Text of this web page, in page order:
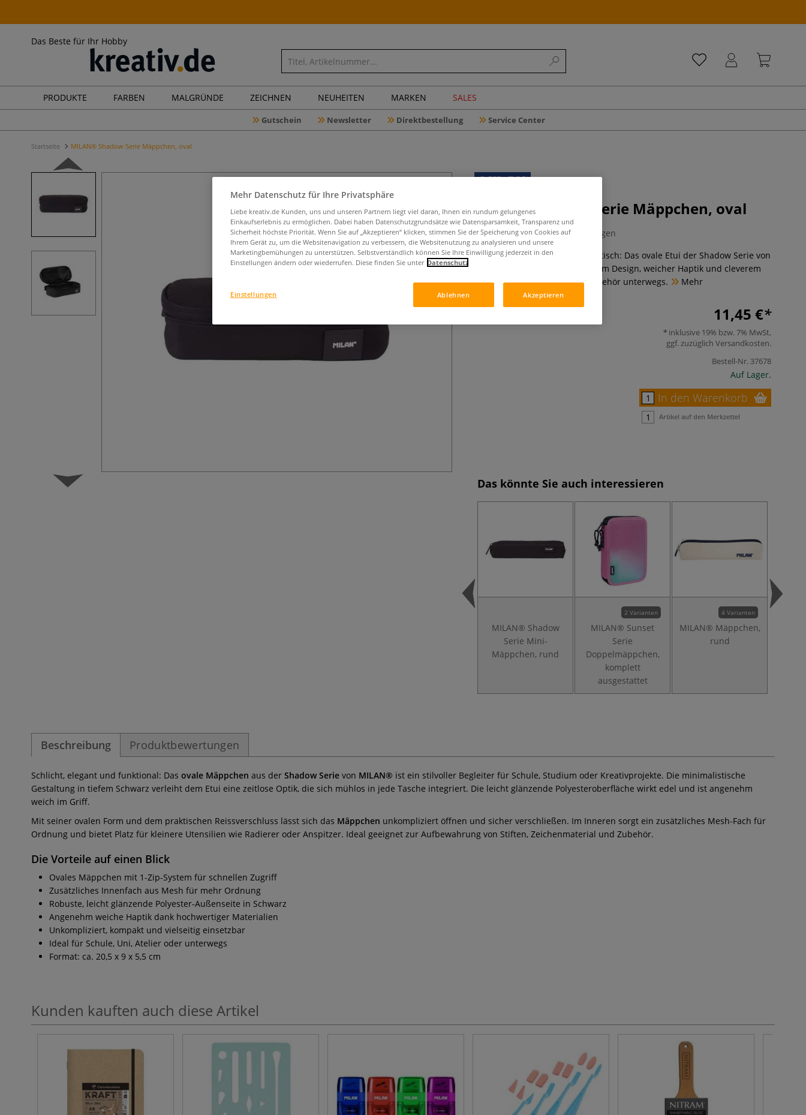
Das Beste für Ihr Hobby
PRODUKTE FARBEN MALGRÜNDE ZEICHNEN NEUHEITEN MARKEN SALES
Gutschein Newsletter Direktbestellung Service Center
Startseite MILAN® Shadow Serie Mäppchen, oval
MILAN® Shadow Serie Mäppchen, oval
0 Bewertungen
Minimalistisch, elegant und praktisch: Das ovale Etui der Shadow Serie von
MILAN® überzeugt mit schwarzem Design, weicher Haptik und cleverem
Innenfach – ideal für Stifte & Zubehör unterwegs.
Mehr
11,45 €
inklusive 19% bzw. 7% MwSt,
ggf. zuzüglich Versandkosten.
Bestell-Nr. 37678
Auf Lager.
In den Warenkorb
Artikel auf den Merkzettel
Das könnte Sie auch interessieren
MILAN® Shadow
Serie Mini-
Mäppchen, rund
2 Varianten
MILAN® Sunset
Serie
Doppelmäppchen,
komplett
ausgestattet
4 Varianten
MILAN® Mäppchen,
rund
Beschreibung Produktbewertungen
Schlicht, elegant und funktional: Das ovale Mäppchen aus der Shadow Serie von MILAN® ist ein stilvoller Begleiter für Schule, Studium oder Kreativprojekte. Die minimalistische
Gestaltung in tiefem Schwarz verleiht dem Etui eine zeitlose Optik, die sich mühlos in jede Tasche integriert. Die leicht glänzende Polyesteroberfläche wirkt edel und ist angenehm
weich im Griff.
Mit seiner ovalen Form und dem praktischen Reissverschluss lässt sich das Mäppchen unkompliziert öffnen und sicher verschließen. Im Inneren sorgt ein zusätzliches Mesh-Fach für
Ordnung und bietet Platz für kleinere Utensilien wie Radierer oder Anspitzer. Ideal geeignet zur Aufbewahrung von Stiften, Zeichenmaterial und Zubehör.
Die Vorteile auf einen Blick
Ovales Mäppchen mit 1-Zip-System für schnellen Zugriff
Zusätzliches Innenfach aus Mesh für mehr Ordnung
Robuste, leicht glänzende Polyester-Außenseite in Schwarz
Angenehm weiche Haptik dank hochwertiger Materialien
Unkompliziert, kompakt und vielseitig einsetzbar
Ideal für Schule, Uni, Atelier oder unterwegs
Format: ca. 20,5 x 9 x 5,5 cm
Kunden kauften auch diese Artikel
Mehr Datenschutz für Ihre Privatsphäre
Liebe kreativ.de Kunden, uns und unseren Partnern liegt viel daran, Ihnen ein rundum gelungenes
Einkaufserlebnis zu ermöglichen. Dabei haben Datenschutzgrundsätze wie Datensparsamkeit, Transparenz und
Sicherheit höchste Priorität. Wenn Sie auf „Akzeptieren“ klicken, stimmen Sie der Speicherung von Cookies auf
Ihrem Gerät zu, um die Websitenavigation zu verbessern, die Websitenutzung zu analysieren und unsere
Marketingbemühungen zu unterstützen. Selbstverständlich können Sie Ihre Einwilligung jederzeit in den
Einstellungen ändern oder wiederrufen. Diese finden Sie unter Datenschutz
Ablehnen Akzeptieren
Einstellungen